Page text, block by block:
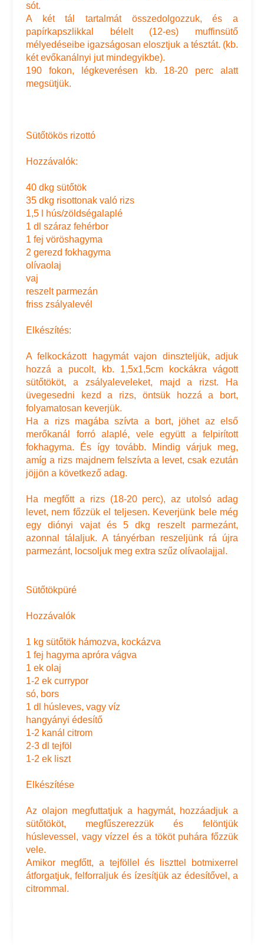
sót.
A két tál tartalmát összedolgozzuk, és a
papírkapszlikkal bélelt (12-es) muffinsütő
mélyedéseibe igazságosan elosztjuk a tésztát. (kb.
két evőkanálnyi jut mindegyikbe).
190 fokon, légkeverésen kb. 18-20 perc alatt
megsütjük.
Sütőtökös rizottó
Hozzávalók:
40 dkg sütőtök
35 dkg risottonak való rizs
1,5 l hús/zöldségalaplé
1 dl száraz fehérbor
1 fej vöröshagyma
2 gerezd fokhagyma
olívaolaj
vaj
reszelt parmezán
friss zsályalevél
Elkészítés:
A felkockázott hagymát vajon dinszteljük, adjuk
hozzá a pucolt, kb. 1,5x1,5cm kockákra vágott
sütőtököt, a zsályaleveleket, majd a rizst. Ha
üvegesedni kezd a rizs, öntsük hozzá a bort,
folyamatosan keverjük.
Ha a rizs magába szívta a bort, jöhet az első
merőkanál forró alaplé, vele együtt a felpirított
fokhagyma. És így tovább. Mindig várjuk meg,
amíg a rizs majdnem felszívta a levet, csak ezután
jöjjön a következő adag.
Ha megfőtt a rizs (18-20 perc), az utolsó adag
levet, nem főzzük el teljesen. Keverjünk bele még
egy diónyi vajat és 5 dkg reszelt parmezánt,
azonnal tálaljuk. A tányérban reszeljünk rá újra
parmezánt, locsoljuk meg extra szűz olívaolajjal.
Sütőtökpüré
Hozzávalók
1 kg sütőtök hámozva, kockázva
1 fej hagyma apróra vágva
1 ek olaj
1-2 ek currypor
só, bors
1 dl húsleves, vagy víz
hangyányi édesítő
1-2 kanál citrom
2-3 dl tejföl
1-2 ek liszt
Elkészítése
Az olajon megfuttatjuk a hagymát, hozzáadjuk a
sütőtököt, megfűszerezzük és felöntjük
húslevessel, vagy vízzel és a tököt puhára főzzük
vele.
Amikor megfőtt, a tejföllel és liszttel botmixerrel
átforgatjuk, felforraljuk és ízesítjük az édesítővel, a
citrommal.